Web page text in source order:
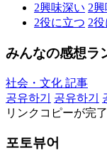
2興味深い 2興
2役に立つ 2役
みんなの感想ラ
社会・文化 記事
공유하기
공유하기
リンクコピーが完
포토뷰어